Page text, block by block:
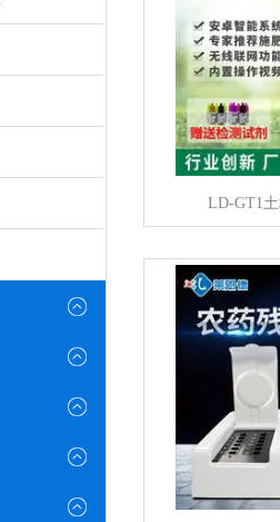
LD-GT1